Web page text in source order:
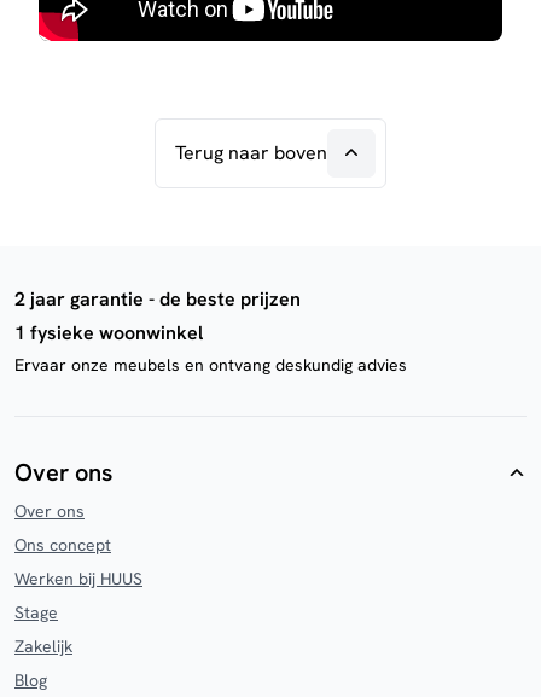
Terug naar boven
2 jaar garantie - de beste prijzen
1 fysieke woonwinkel
Ervaar onze meubels en ontvang deskundig advies
Over ons
Over ons
Ons concept
Werken bij HUUS
Stage
Zakelijk
Blog